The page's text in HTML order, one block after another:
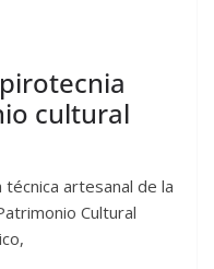
cultural
artesanal de la
Cultural